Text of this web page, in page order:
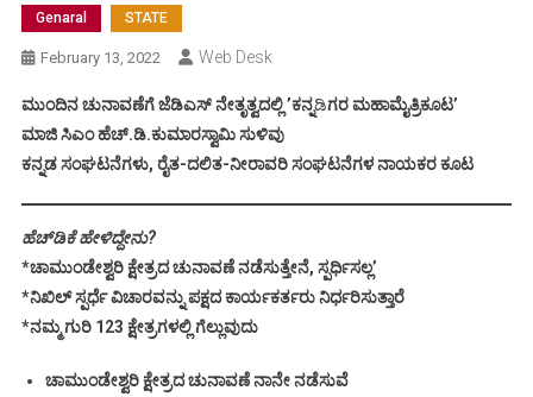
Genaral STATE
February 13, 2022 Web Desk
ಮುಂದಿನ ಚುನಾವಣೆಗೆ ಜೆಡಿಎಸ್‌ ನೇತೃತ್ವದಲ್ಲಿ ʼಕನ್ನಡಿಗರ ಮಹಾಮೈತ್ರಿಕೂಟʼ
ಮಾಜಿ ಸಿಎಂ ಹೆಚ್.ಡಿ.ಕುಮಾರಸ್ವಾಮಿ ಸುಳಿವು
ಕನ್ನಡ ಸಂಘಟನೆಗಳು, ರೈತ-ದಲಿತ-ನೀರಾವರಿ ಸಂಘಟನೆಗಳ ನಾಯಕರ ಕೂಟ
ಹೆಚ್‌ಡಿಕೆ ಹೇಳಿದ್ದೇನು?
*ಚಾಮುಂಡೇಶ್ವರಿ ಕ್ಷೇತ್ರದ ಚುನಾವಣೆ ನಡೆಸುತ್ತೇನೆ, ಸ್ಪರ್ಧಿಸಲ್ಲʼ
*ನಿಖಿಲ್‌ ಸ್ಪರ್ಧೆ ವಿಚಾರವನ್ನು ಪಕ್ಷದ ಕಾರ್ಯಕರ್ತರು ನಿರ್ಧರಿಸುತ್ತಾರೆ
*ನಮ್ಮ ಗುರಿ 123 ಕ್ಷೇತ್ರಗಳಲ್ಲಿ ಗೆಲ್ಲುವುದು
ಚಾಮುಂಡೇಶ್ವರಿ ಕ್ಷೇತ್ರದ ಚುನಾವಣೆ ನಾನೇ ನಡೆಸುವೆ